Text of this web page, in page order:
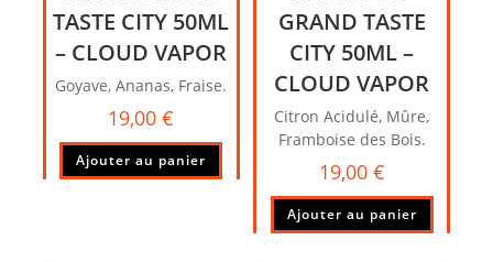
TASTE CITY 50ML
– CLOUD VAPOR
Goyave, Ananas, Fraise.
19,00€
Ajouter au panier
GRAND TASTE
CITY 50ML –
CLOUD VAPOR
Citron Acidulé, Mûre,
Framboise des Bois.
19,00 €
Ajouter au panier